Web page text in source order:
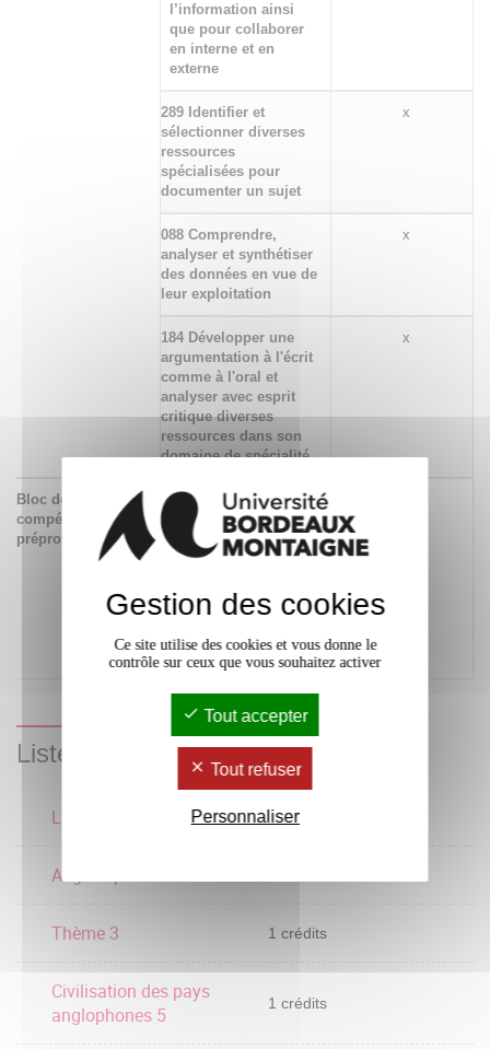
l’information ainsi
que pour collaborer
en interne et en
externe
289 Identifier et
sélectionner diverses
ressources
spécialisées pour
documenter un sujet
x
088 Comprendre,
analyser et synthétiser
des données en vue de
leur exploitation
x
184 Développer une
argumentation à l'écrit
comme à l'oral et
analyser avec esprit
critique diverses
ressources dans son
domaine de spécialité
x
Bloc de
compétences
préprofessionnelles
294 Identifier et situer
les champs
professionnels
potentiellement en
acquis de la formation
ainsi que les parcours
possibles pour y
accéder
Liste des enseignements
Laboratoire 3 1 crédits
Anglais professionnel 3
Thème 3 1 crédits
Civilisation des pays
anglophones 5
1 crédits
Gestion des cookies
Ce site utilise des cookies et vous donne le
contrôle sur ceux que vous souhaitez activer
Tout accepter
Tout refuser
Personnaliser